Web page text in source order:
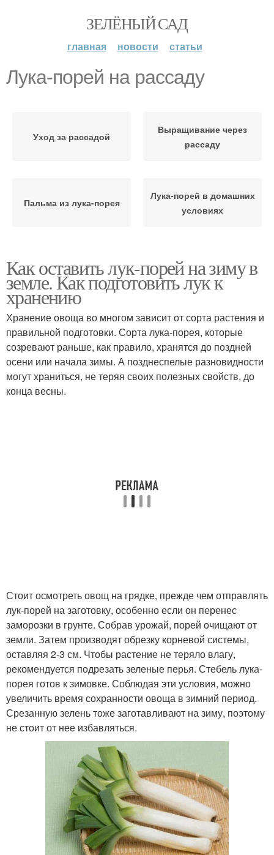
ЗЕЛЁНЫЙ САД
главная новости статьи
Лука-порей на рассаду
Уход за рассадой
Выращивание через
рассаду
Пальма из лука-порея
Лука-порей в домашних
условиях
Как оставить лук-порей на зиму в
земле. Как подготовить лук к
хранению
Хранение овоща во многом зависит от сорта растения и
правильной подготовки. Сорта лука-порея, которые
созревают раньше, как правило, хранятся до поздней
осени или начала зимы. А позднеспелые разновидности
могут храниться, не теряя своих полезных свойств, до
конца весны.
Стоит осмотреть овощ на грядке, прежде чем отправлять
лук-порей на заготовку, особенно если он перенес
заморозки в грунте. Собрав урожай, порей очищают от
земли. Затем производят обрезку корневой системы,
оставляя 2-3 см. Чтобы растение не теряло влагу,
рекомендуется подрезать зеленые перья. Стебель лука-
порея готов к зимовке. Соблюдая эти условия, можно
увеличить время сохранности овоща в зимний период.
Срезанную зелень тоже заготавливают на зиму, поэтому
не стоит от нее избавляться.